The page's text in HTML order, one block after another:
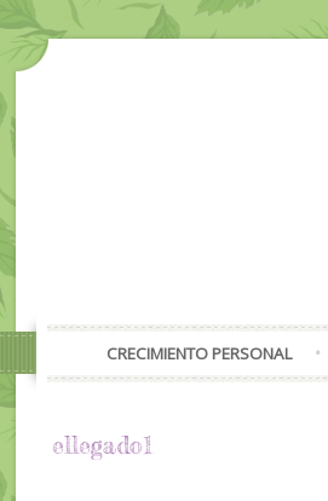
CRECIMIENTO PERSONAL
ellegado1